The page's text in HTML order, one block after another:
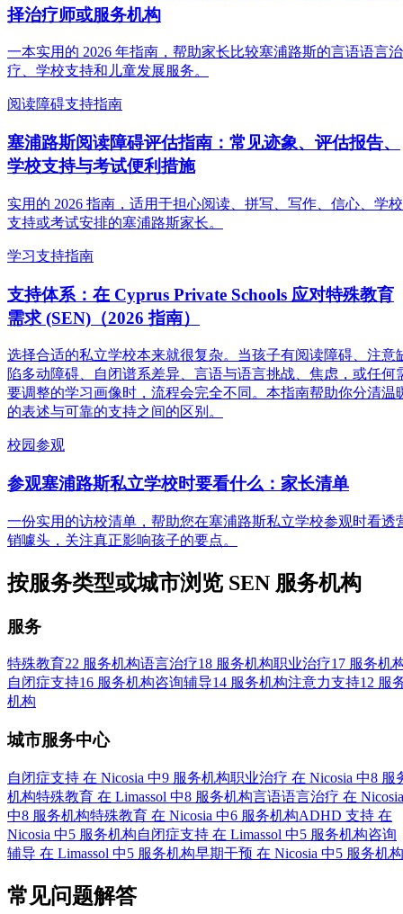
择治疗师或服务机构
一本实用的 2026 年指南，帮助家长比较塞浦路斯的言语语言治
疗、学校支持和儿童发展服务。
阅读障碍支持指南
塞浦路斯阅读障碍评估指南：常见迹象、评估报告、
学校支持与考试便利措施
实用的 2026 指南，适用于担心阅读、拼写、写作、信心、学校
支持或考试安排的塞浦路斯家长。
学习支持指南
支持体系：在 Cyprus Private Schools 应对特殊教育
需求 (SEN)（2026 指南）
选择合适的私立学校本来就很复杂。当孩子有阅读障碍、注意
陷多动障碍、自闭谱系差异、言语与语言挑战、焦虑，或任何
要调整的学习画像时，流程会完全不同。本指南帮助你分清温
的表述与可靠的支持之间的区别。
校园参观
参观塞浦路斯私立学校时要看什么：家长清单
一份实用的访校清单，帮助您在塞浦路斯私立学校参观时看透
销噱头，关注真正影响孩子的要点。
按服务类型或城市浏览 SEN 服务机构
服务
特殊教育22 服务机构语言治疗18 服务机构职业治疗17 服务机
自闭症支持16 服务机构咨询辅导14 服务机构注意力支持12 服
机构
城市服务中心
自闭症支持 在 Nicosia 中9 服务机构职业治疗 在 Nicosia 中8 服
机构特殊教育 在 Limassol 中8 服务机构言语语言治疗 在 Nicosia
中8 服务机构特殊教育 在 Nicosia 中6 服务机构ADHD 支持 在
Nicosia 中5 服务机构自闭症支持 在 Limassol 中5 服务机构咨询
辅导 在 Limassol 中5 服务机构早期干预 在 Nicosia 中5 服务机构
常见问题解答